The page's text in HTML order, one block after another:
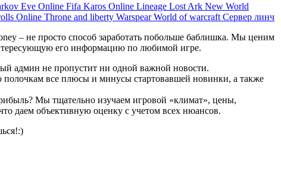
Eve Online Fifa Karos Online Lineage Lost Ark New World
Online Throne and liberty WarspearWorld of warcraft Сервер линч
– не просто способ заработать побольше баблишка. Мы ценим
его информацию по любимой игре.
админ не пропустит ни одной важной новости.
полочкам все плюсы и минусы стартовавшей новинки, а также
Мы тщательно изучаем игровой «климат», цены,
даем объективную оценку с учетом всех нюансов.